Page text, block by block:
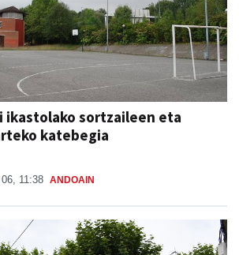
ikastolako sortzaileen eta
katebegia
11:38 ANDOAIN